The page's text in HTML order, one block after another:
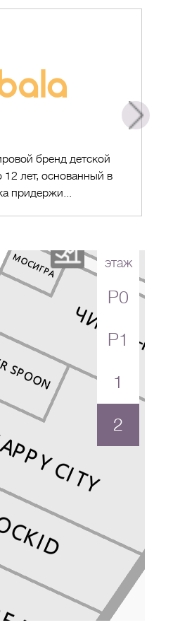
бренд детской
лет, основанный в
придержи...
магазин
этаж
P0
P1
1
2